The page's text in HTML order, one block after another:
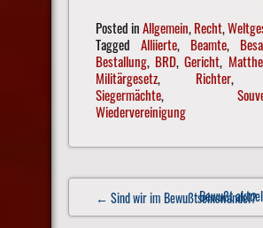
Posted inAllgemein,Recht,
Tagged Alliierte, Beamte,
Bestallung, BRD,Gericht,
Militärgesetz, Richter
Siegermächte,
Wiedervereinigung
Post
navigation
← Sind wir im Bewußtseinswandel?
Bewußt